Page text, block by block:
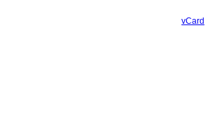
vCard